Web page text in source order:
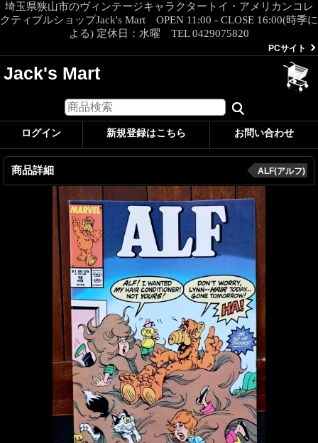
埼玉県狭山市のヴィンテージキャラクタートイ・アメリカンコレ
クティブルショップJack's Mart OPEN 11:00 - CLOSE 16:00(時季に
よる) 定休日：水曜 TEL 0429075820
PCサイト
Jack's Mart
ログイン 新規登録はこちら お問い合わせ
商品詳細 ALF(アルフ)